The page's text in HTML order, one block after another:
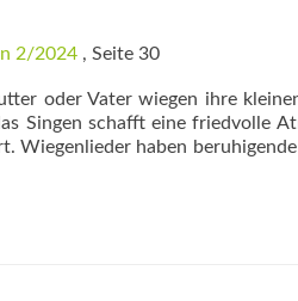
2/2024 , Seite 30
oder Vater wiegen ihre
Singen schafft eine friedvolle
Wiegenlieder haben